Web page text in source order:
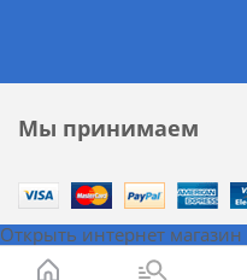
Мы принимаем
Открыть интернет магазин